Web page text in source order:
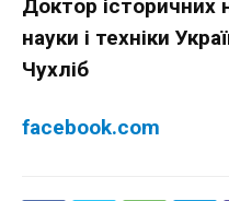
Доктор історичних
науки і техніки
Чухліб
facebook.com